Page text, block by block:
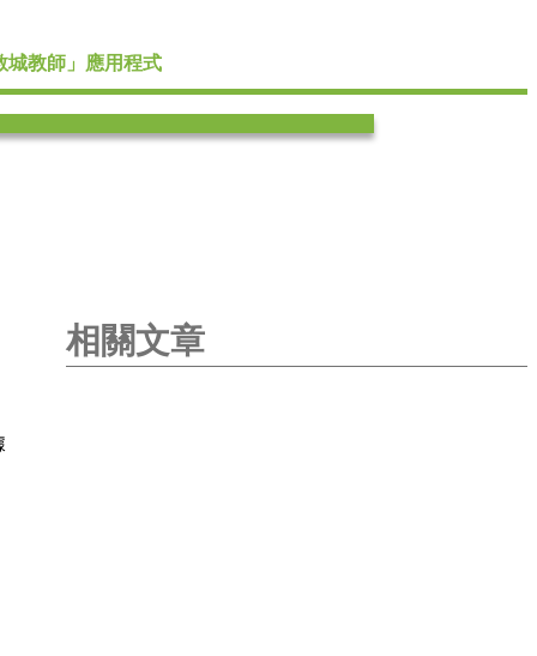
城教師」應用程式
相關文章